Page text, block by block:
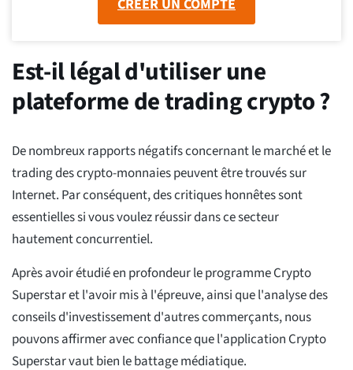
CRÉER UN COMPTE
Est-il légal d'utiliser une
plateforme de trading crypto ?
De nombreux rapports négatifs concernant le marché et le
trading des crypto-monnaies peuvent être trouvés sur
Internet. Par conséquent, des critiques honnêtes sont
essentielles si vous voulez réussir dans ce secteur
hautement concurrentiel.
Après avoir étudié en profondeur le programme Crypto
Superstar et l'avoir mis à l'épreuve, ainsi que l'analyse des
conseils d'investissement d'autres commerçants, nous
pouvons affirmer avec confiance que l'application Crypto
Superstar vaut bien le battage médiatique.